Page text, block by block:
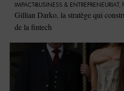
IMPACT ⁠BUSINESS & ENTREPRENEURIAT,
Gillian Darko, la stratège qui
de la fintech